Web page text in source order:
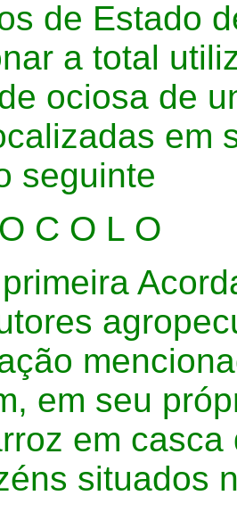
de Estado
a total
ociosa de
em
seguinte
C O L O
em seu
em
situados